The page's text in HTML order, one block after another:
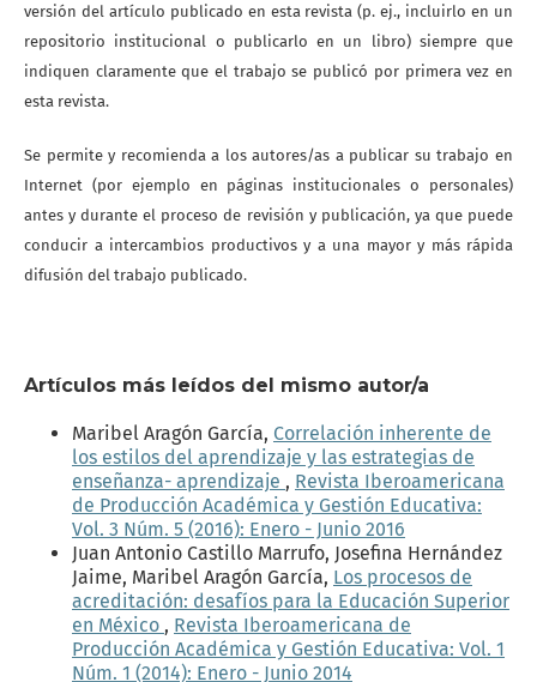
versión del artículo publicado en esta revista (p. ej., incluirlo en un
repositorio institucional o publicarlo en un libro) siempre que
indiquen claramente que el trabajo se publicó por primera vez en
esta revista.
Se permite y recomienda a los autores/as a publicar su trabajo en
Internet (por ejemplo en páginas institucionales o personales)
antes y durante el proceso de revisión y publicación, ya que puede
conducir a intercambios productivos y a una mayor y más rápida
difusión del trabajo publicado.
Artículos más leídos del mismo autor/a
Maribel Aragón García, Correlación inherente de
los estilos del aprendizaje y las estrategias de
enseñanza- aprendizaje , Revista Iberoamericana
de Producción Académica y Gestión Educativa:
Vol. 3 Núm. 5 (2016): Enero - Junio 2016
Juan Antonio Castillo Marrufo, Josefina Hernández
Jaime, Maribel Aragón García, Los procesos de
acreditación: desafíos para la Educación Superior
en México , Revista Iberoamericana de
Producción Académica y Gestión Educativa: Vol. 1
Núm. 1 (2014): Enero - Junio 2014